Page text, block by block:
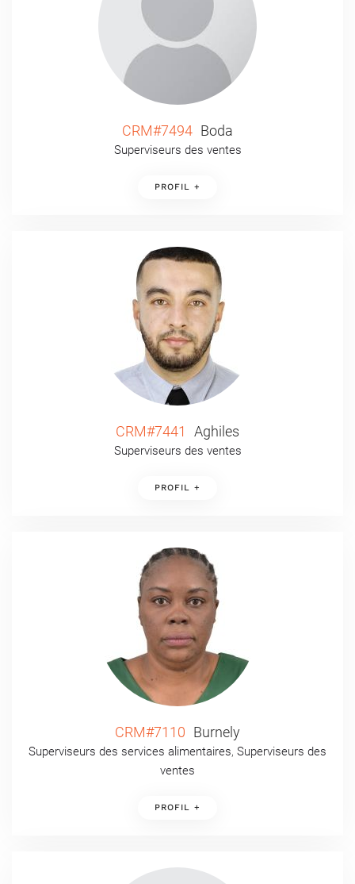
CRM#7494 Boda
Superviseurs des ventes
PROFIL +
CRM#7441 Aghiles
Superviseurs des ventes
PROFIL +
CRM#7110 Burnely
Superviseurs des services alimentaires, Superviseurs des
ventes
PROFIL +